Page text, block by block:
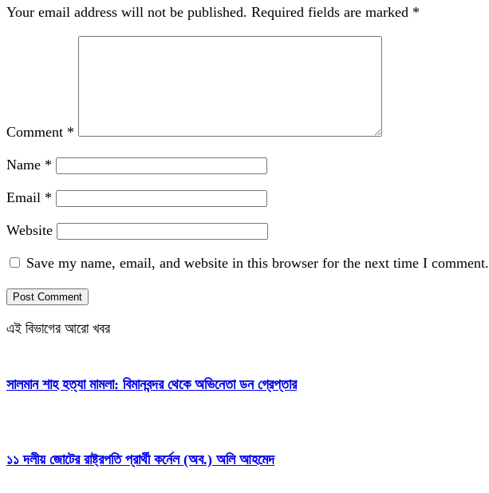
Your email address will not be published. Required fields are marked *
Comment *
Name *
Email *
Website
Save my name, email, and website in this browser for the next time I comment.
এই বিভাগের আরো খবর
সালমান শাহ হত্যা মামলা: বিমানবন্দর থেকে অভিনেতা ডন গ্রেপ্তার
১১ দলীয় জোটের রাষ্ট্রপতি প্রার্থী কর্নেল (অব.) অলি আহমেদ